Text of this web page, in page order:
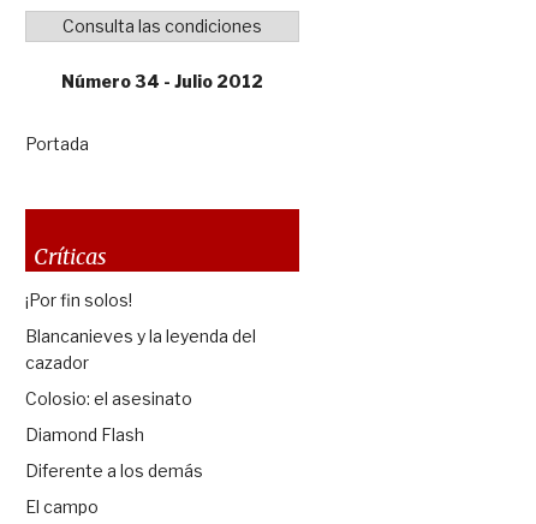
Consulta las condiciones
Número 34 - Julio 2012
Portada
Críticas
¡Por fin solos!
Blancanieves y la leyenda del
cazador
Colosio: el asesinato
Diamond Flash
Diferente a los demás
El campo